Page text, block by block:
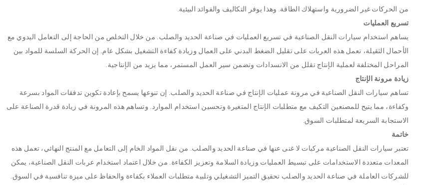
من الحركات غير الضرورية واستهلاك الطاقة. وهذا يوفر التكاليف والفوائد البيئية.
تسريع العمليات
يساهم استخدام سيارات النقل الصناعية في تسريع العمليات في صناعة الحديد والصلب. من خلال التخلص من الحاجة إلى التعامل اليدوي مع
الأحمال الثقيلة، تعمل هذه العربات على تقليل الضغط البدني على العمال وزيادة كفاءة التشغيل بشكل عام. إن الحركة السلسة للمواد بين
المراحل المختلفة لعملية الإنتاج تقلل من الانسدادات وتضمن سير العمل المستمر، مما يزيد من الإنتاجية.
زيادة مرونة الإنتاج
تساهم سيارات النقل الصناعية في مرونة عمليات الإنتاج في صناعة الحديد والصلب. إن تنوعها يسمح بإعادة تكوين تدفقات المواد بسرعة
وكفاءة، مما يتيح للمصنعين التكيف مع متطلبات الإنتاج المتغيرة وتحسين استخدام الموارد. وتساهم هذه المرونة في زيادة قدرة الصناعة على
الاستجابة السريعة لمتطلبات السوق.
خاتمة
تعتبر سيارات النقل الصناعية مركبات لا غنى عنها في صناعة الحديد والصلب. من نقل المواد الخام إلى التعامل مع المنتج النهائي، تعمل هذه
المعدات متعددة الاستخدامات على تبسيط العمليات وزيادة السلامة وتعزيز الكفاءة. من خلال اعتماد استخدام عربات النقل الصناعية، يمكن
للشركات العاملة في صناعة الحديد والصلب تحقيق التميز التشغيلي وتلبية متطلبات العملاء بكفاءة والحفاظ على ميزة تنافسية في السوق.